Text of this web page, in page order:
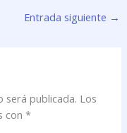
Entrada siguiente →
será publicada. Los
con*